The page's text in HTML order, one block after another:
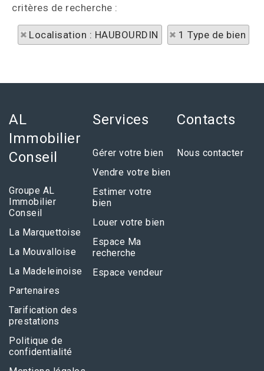
critères de recherche :
Localisation : HAUBOURDIN 1 Type de bien
AL
Immobilier
Conseil
Groupe AL
Immobilier
Conseil
La Marquettoise
La Mouvalloise
La Madeleinoise
Partenaires
Tarification des
prestations
Politique de
confidentialité
Services
Gérer votre bien
Vendre votre bien
Estimer votre
bien
Louer votre bien
Espace Ma
recherche
Espace vendeur
Contacts
Nous contacter